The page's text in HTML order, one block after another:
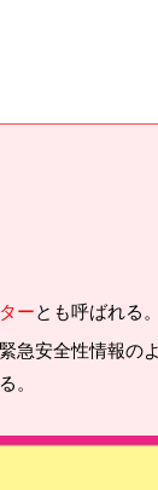
ーとも呼ばれる。
急安全性情報の
。